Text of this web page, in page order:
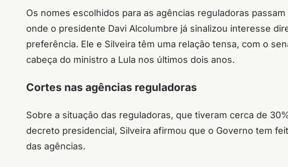
Os nomes escolhidos para as agências reguladoras
onde o presidente Davi Alcolumbre já sinalizou interesse
preferência. Ele e Silveira têm uma relação tensa, com o
cabeça do ministro a Lula nos últimos dois anos.
Cortes nas agências reguladoras
Sobre a situação das reguladoras, que tiveram cerca de
decreto presidencial, Silveira afirmou que o Governo tem
das agências.